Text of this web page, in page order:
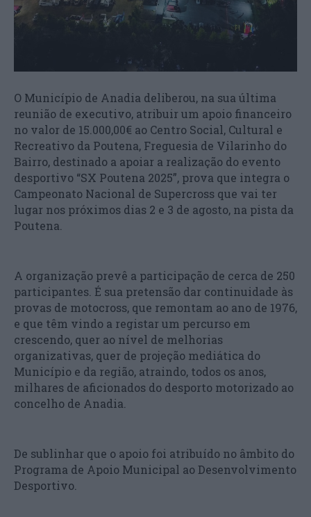
O Município de Anadia deliberou, na sua última
reunião de executivo, atribuir um apoio financeiro
no valor de 15.000,00€ ao Centro Social, Cultural e
Recreativo da Poutena, Freguesia de Vilarinho do
Bairro, destinado a apoiar a realização do evento
desportivo “SX Poutena 2025”, prova que integra o
Campeonato Nacional de Supercross que vai ter
lugar nos próximos dias 2 e 3 de agosto, na pista da
Poutena.
A organização prevê a participação de cerca de 250
participantes. É sua pretensão dar continuidade às
provas de motocross, que remontam ao ano de 1976,
e que têm vindo a registar um percurso em
crescendo, quer ao nível de melhorias
organizativas, quer de projeção mediática do
Município e da região, atraindo, todos os anos,
milhares de aficionados do desporto motorizado ao
concelho de Anadia.
De sublinhar que o apoio foi atribuído no âmbito do
Programa de Apoio Municipal ao Desenvolvimento
Desportivo.